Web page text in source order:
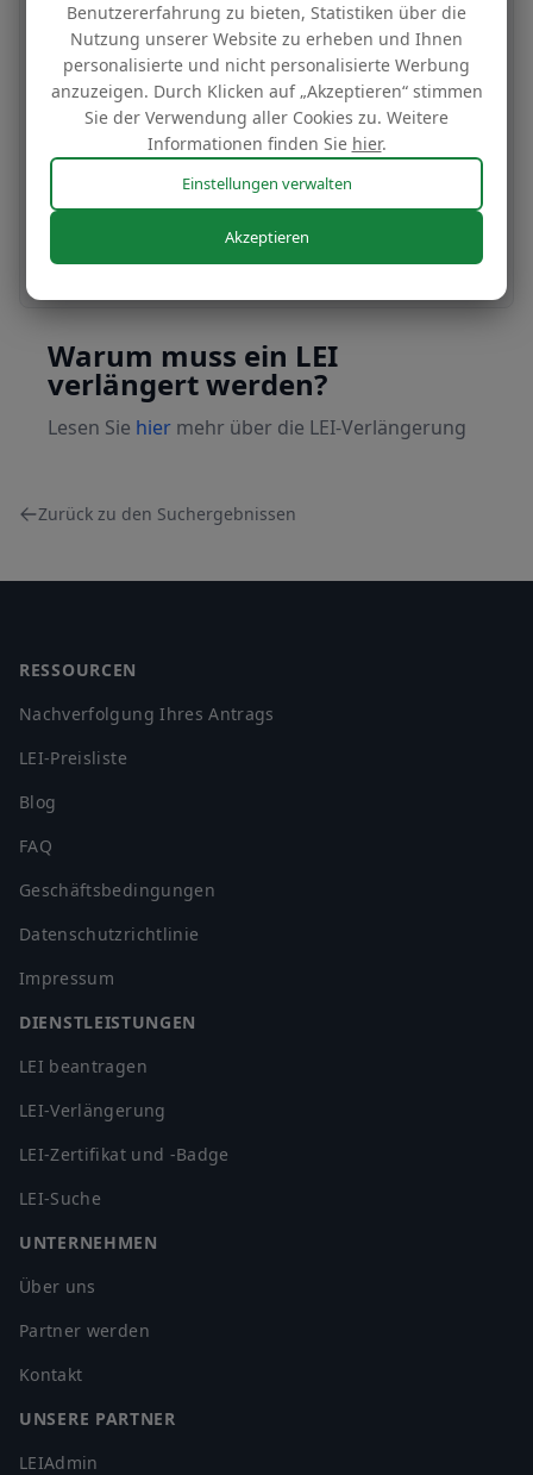
€49/Jahr
Übertragen und verlängern Sie Ihre LEI-
Nummer, um von unseren Mehrjahresverträgen
Noch heute beantragen
Warum muss ein LEI
verlängert werden?
Lesen Sie hier mehr über die LEI-Verlängerung
Zurück zu den Suchergebnissen
RESSOURCEN
Nachverfolgung Ihres Antrags
LEI-Preisliste
Blog
FAQ
Geschäftsbedingungen
Datenschutzrichtlinie
Impressum
DIENSTLEISTUNGEN
LEI beantragen
LEI-Verlängerung
LEI-Zertifikat und -Badge
LEI-Suche
UNTERNEHMEN
Über uns
Partner werden
Kontakt
UNSERE PARTNER
LEIAdmin
Benutzererfahrung zu bieten, Statistiken über die
Nutzung unserer Website zu erheben und Ihnen
personalisierte und nicht personalisierte Werbung
anzuzeigen. Durch Klicken auf „Akzeptieren“ stimmen
Sie der Verwendung aller Cookies zu. Weitere
Informationen finden Sie hier.
Einstellungen verwalten
Akzeptieren